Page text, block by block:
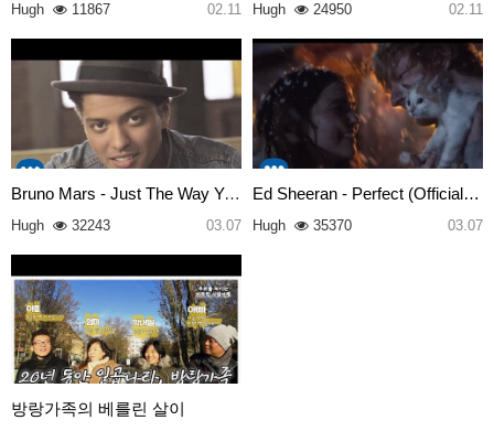
Hugh 11867 02.11 Hugh 24950 02.11
Bruno Mars - Just The Way You …
Hugh 32243 03.07
Ed Sheeran - Perfect (Official…
Hugh 35370 03.07
방랑가족의 베를린 살이